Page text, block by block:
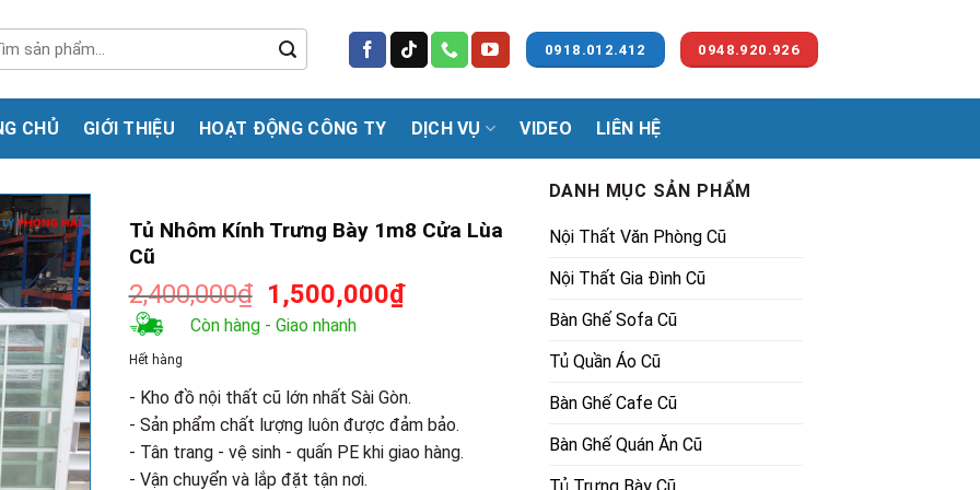
0918.012.412 0948.920.926
CHỦ GIỚI THIỆU HOẠT ĐỘNG CÔNG TY DỊCH VỤ VIDEO LIÊN HỆ
Tủ Nhôm Kính Trưng Bày 1m8 Cửa Lùa
Cũ
2,400,000₫ Giá
gốc
1,500,000₫Giá
1,500,000₫.
Còn hàng - Giao nhanh
Hết hàng
- Kho đồ nội thất cũ lớn nhất Sài Gòn.
- Sản phẩm chất lượng luôn được đảm bảo.
- Tân trang - vệ sinh - quấn PE khi giao hàng.
- Vận chuyển và lắp đặt tận nơi.
DANH MỤC SẢN PHẨM
Nội Thất Văn Phòng Cũ
Nội Thất Gia Đình Cũ
Bàn Ghế Sofa Cũ
Tủ Quần Áo Cũ
Bàn Ghế Cafe Cũ
Bàn Ghế Quán Ăn Cũ
Tủ Trưng Bày Cũ